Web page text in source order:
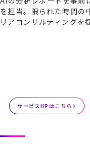
を担当。限られた時間の
リアコンサルティングを
サービスHPはこちら